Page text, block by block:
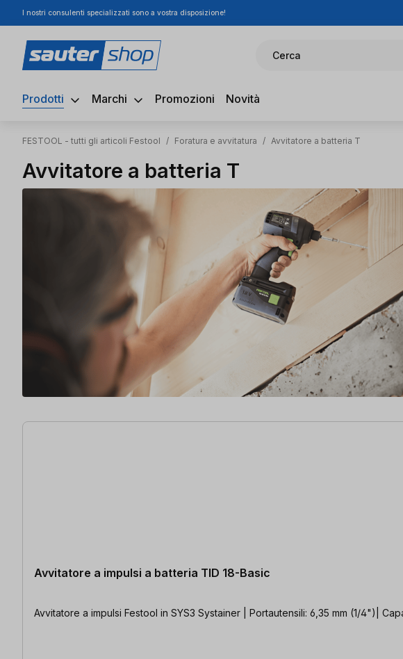
al contenuto principale
Salta alla ricerca
Passa alla navigazione principale
I nostri consulenti specializzati sono a vostra disposizione!
Cerca
Prodotti Marchi Promozioni Novità
FESTOOL - tutti gli articoli Festool / Foratura e avvitatura / Avvitatore a batteria T
Avvitatore a batteria T
5 articoli trovati
Avvitatore a impulsi a batteria TID 18-Basic
Avvitatore a impulsi Festool in SYS3 Systainer | Portautensili: 6,35 mm (1/4")|